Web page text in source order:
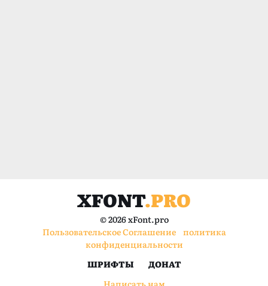
XFONT.PRO
© 2026 xFont.pro
Пользовательское Соглашение
политика
конфиденциальности
ШРИФТЫ
ДОНАТ
Написать нам